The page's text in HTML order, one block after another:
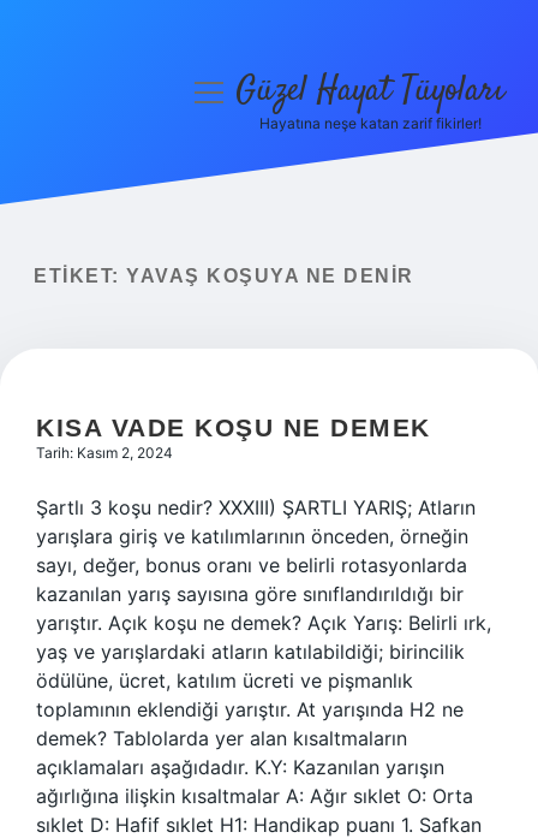
Yasal Uyarı
menüyüGüzel Hayat Tüyoları
Hayatına neşe katan zarif fikirler!
ETIKET: YAVAŞ KOŞUYA NE DENIR
KISA VADE KOŞU NE DEMEK
Tarih: Kasım 2, 2024
Şartlı 3 koşu nedir? XXXIII) ŞARTLI YARIŞ; Atların
yarışlara giriş ve katılımlarının önceden, örneğin
sayı, değer, bonus oranı ve belirli rotasyonlarda
kazanılan yarış sayısına göre sınıflandırıldığı bir
yarıştır. Açık koşu ne demek? Açık Yarış: Belirli ırk,
yaş ve yarışlardaki atların katılabildiği; birincilik
ödülüne, ücret, katılım ücreti ve pişmanlık
toplamının eklendiği yarıştır. At yarışında H2 ne
demek? Tablolarda yer alan kısaltmaların
açıklamaları aşağıdadır. K.Y: Kazanılan yarışın
ağırlığına ilişkin kısaltmalar A: Ağır sıklet O: Orta
sıklet D: Hafif sıklet H1: Handikap puanı 1. Safkan